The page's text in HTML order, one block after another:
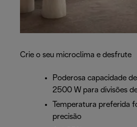
Crie o seu microclima e desfrute
Poderosa capacidade
2500 W para divisões
Temperatura preferida
precisão